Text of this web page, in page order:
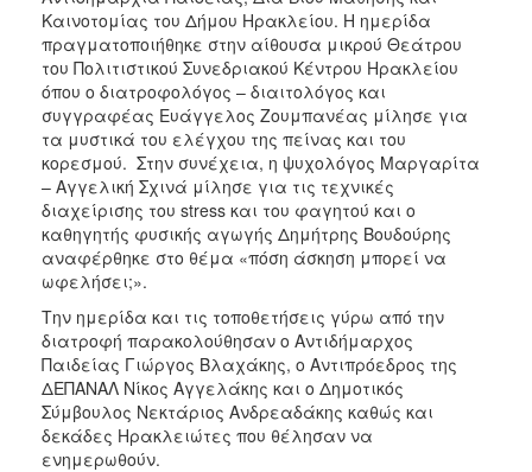
2010
2006
ΠΟΛΙΤΙΣΜΟΣ
ΑΝΘΕΚΤΙΚΗ
ΠΟΛΗ
Καινοτομίας του Δήμου Ηρακλείου. Η ημερίδα
πραγματοποιήθηκε στην αίθουσα μικρού Θεάτρου
του Πολιτιστικού Συνεδριακού Κέντρου Ηρακλείου
όπου ο διατροφολόγος – διαιτολόγος και
συγγραφέας Ευάγγελος Ζουμπανέας μίλησε για
τα μυστικά του ελέγχου της πείνας και του
κορεσμού. Στην συνέχεια, η ψυχολόγος Μαργαρίτα
– Αγγελική Σχινά μίλησε για τις τεχνικές
διαχείρισης του stress και του φαγητού και ο
καθηγητής φυσικής αγωγής Δημήτρης Βουδούρης
αναφέρθηκε στο θέμα «πόση άσκηση μπορεί να
ωφελήσει;».
Την ημερίδα και τις τοποθετήσεις γύρω από την
διατροφή παρακολούθησαν ο Αντιδήμαρχος
Παιδείας Γιώργος Βλαχάκης, ο Αντιπρόεδρος της
ΔΕΠΑΝΑΛ Νίκος Αγγελάκης και ο Δημοτικός
Σύμβουλος Νεκτάριος Ανδρεαδάκης καθώς και
δεκάδες Ηρακλειώτες που θέλησαν να
ενημερωθούν.